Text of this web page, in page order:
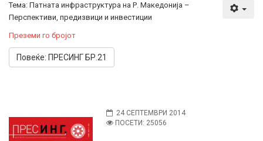
Тема: Патната инфраструктура на Р. Македонија –
Перспективи, предизвици и инвестиции
Преземи го бројот
Повеќе: ПРЕСИНГ БР.21
24 СЕПТЕМВРИ 2014
ПОСЕТИ: 25056